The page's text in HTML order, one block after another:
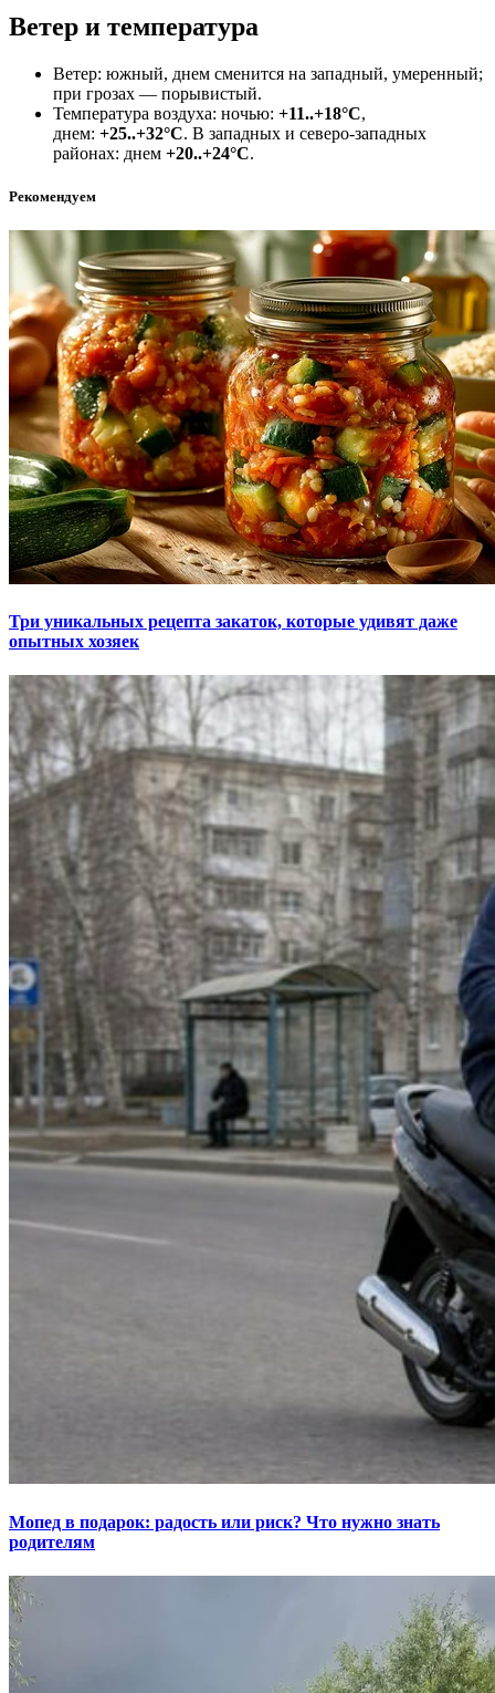
Ветер и температура
Ветер: южный, днем сменится на западный, умеренный;
при грозах — порывистый.
Температура воздуха: ночью: +11..+18°С,
днем: +25..+32°С. В западных и северо-западных
районах: днем +20..+24°С.
Рекомендуем
Три уникальных рецепта закаток, которые удивят даже
опытных хозяек
Мопед в подарок: радость или риск? Что нужно знать
родителям